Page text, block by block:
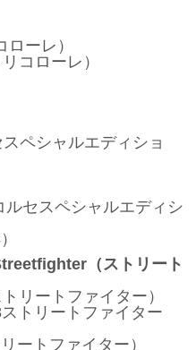
ーレ）
コローレ）
ペシャルエディショ
セスペシャルエディシ
（ストリート
リートファイター）
トリートファイター
ートファイター）